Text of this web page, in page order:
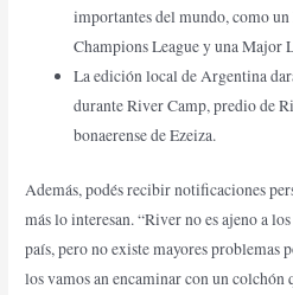
importantes del mundo, como
Champions League y una Major
La edición local de Argentina
durante River Camp, predio de
bonaerense de Ezeiza.
Además, podés recibir notificaciones
más lo interesan. “River no es ajeno a
país, pero no existe mayores problemas
los vamos an encaminar con un colchón